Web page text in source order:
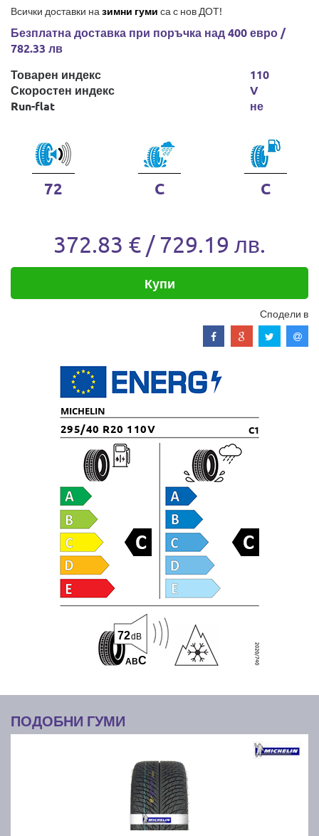
Всички доставки на зимни гуми са с нов ДОТ!
Безплатна доставка при поръчка над 400 евро /
782.33 лв
Товарен индекс
Скоростен индекс
Run-flat
110
V
не
72 C C
372.83 € / 729.19 лв.
Купи
Сподели в
MICHELIN
295/40 R20 110V C1
ABC
72dB
ПОДОБНИ ГУМИ